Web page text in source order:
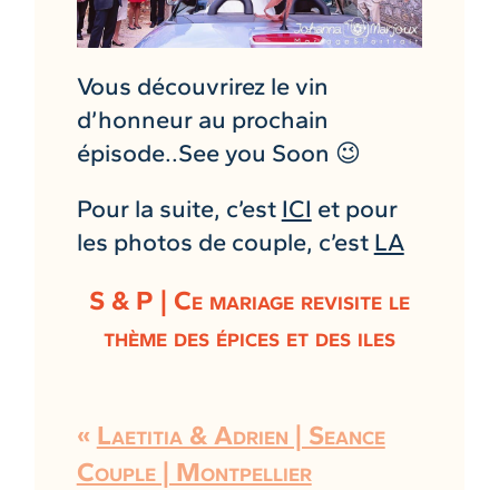
Vous découvrirez le vin
d’honneur au prochain
épisode..See you Soon 😉
Pour la suite, c’est ICI et pour
les photos de couple, c’est LA
S & P | Ce mariage revisite le
thème des épices et des iles
« Laetitia & Adrien | Seance
Couple | Montpellier